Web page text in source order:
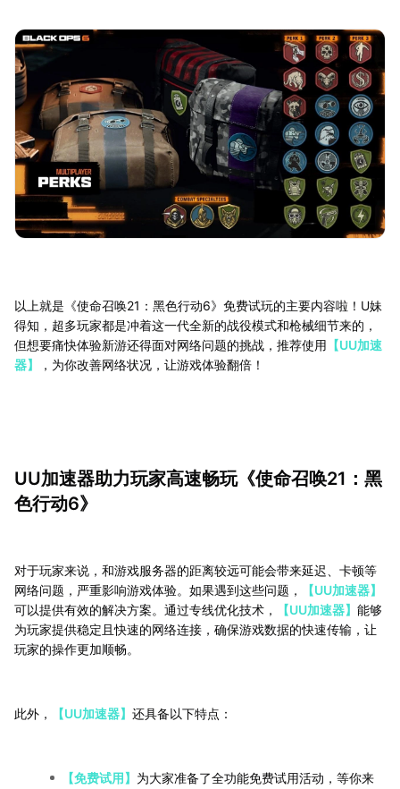
以上就是《使命召唤21：黑色行动6》免费试玩的主要内容啦！U妹
得知，超多玩家都是冲着这一代全新的战役模式和枪械细节来的，
但想要痛快体验新游还得面对网络问题的挑战，推荐使用 【UU加速
器】
，为你改善网络状况，让游戏体验翻倍！
UU加速器助力玩家高速畅玩《使命召唤21：黑
色行动6》
对于玩家来说，和游戏服务器的距离较远可能会带来延迟、卡顿等
网络问题，严重影响游戏体验。如果遇到这些问题，
【UU加速器】
可以提供有效的解决方案。通过专线优化技术，
【UU加速器】 能够
为玩家提供稳定且快速的网络连接，确保游戏数据的快速传输，让
玩家的操作更加顺畅。
此外， 【UU加速器】 还具备以下特点：
【免费试用】 为大家准备了全功能免费试用活动，等你来